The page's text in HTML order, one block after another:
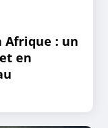
: un
en